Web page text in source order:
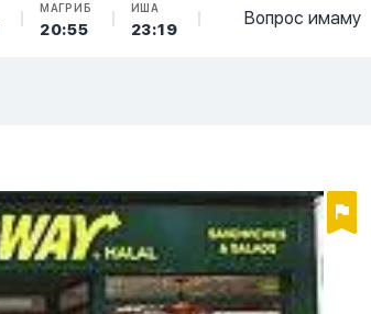
МАГРИБ
20:55
ИША
23:19
Вопрос имаму